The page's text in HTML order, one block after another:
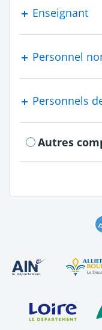
Enseignant
Personnel
Personnels
Autres